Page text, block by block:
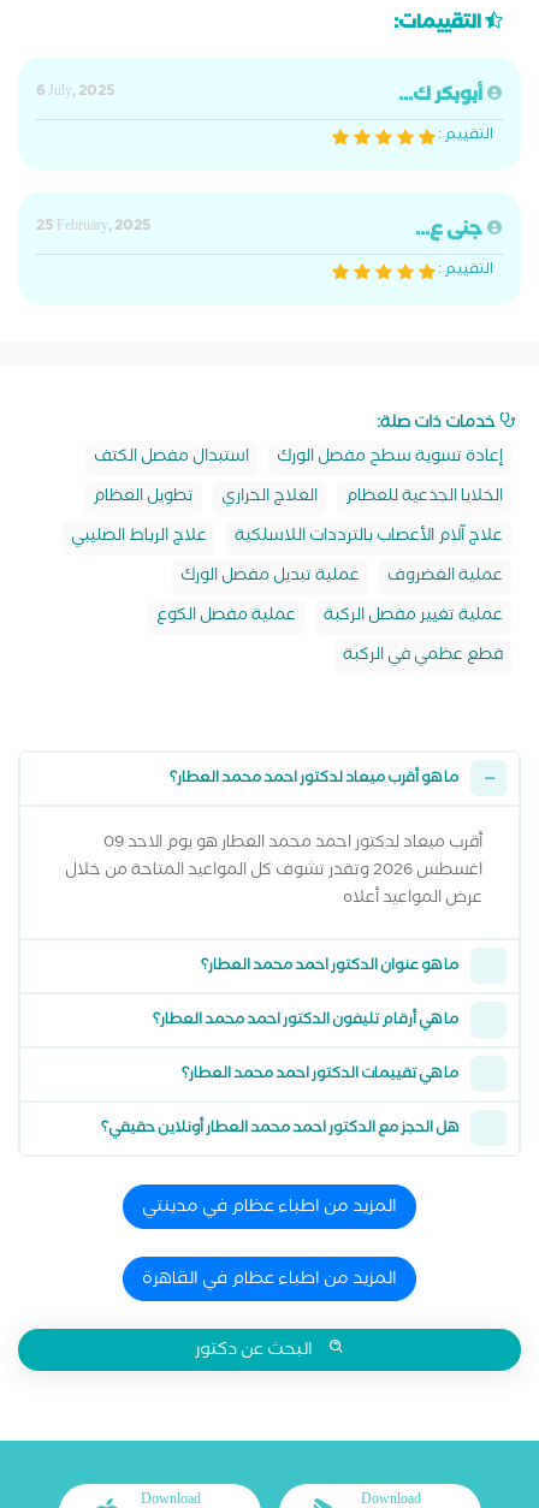
التقييمات:
أبوبكر ك...
6 July, 2025
التقييم :
جنى ع...
25 February, 2025
التقييم :
خدمات ذات صلة:
إعادة تسوية سطح مفصل الورك
استبدال مفصل الكتف
الخلايا الجذعية للعظام
العلاج الحراري
تطويل العظام
علاج آلام الأعصاب بالترددات اللاسلكية
علاج الرباط الصليبي
عملية الغضروف
عملية تبديل مفصل الورك
عملية تغيير مفصل الركبة
عملية مفصل الكوع
قطع عظمي في الركبة
ما هو أقرب ميعاد لدكتور احمد محمد العطار؟
أقرب ميعاد لدكتور احمد محمد العطار هو يوم الاحد 09
اغسطس 2026 وتقدر تشوف كل المواعيد المتاحة من خلال
عرض المواعيد أعلاه
ما هو عنوان الدكتور احمد محمد العطار؟
ما هي أرقام تليفون الدكتور احمد محمد العطار؟
ما هي تقييمات الدكتور احمد محمد العطار؟
هل الحجز مع الدكتور احمد محمد العطار أونلاين حقيقي؟
المزيد من اطباء عظام في مدينتي
المزيد من اطباء عظام في القاهرة
البحث عن دكتور
Download
Download